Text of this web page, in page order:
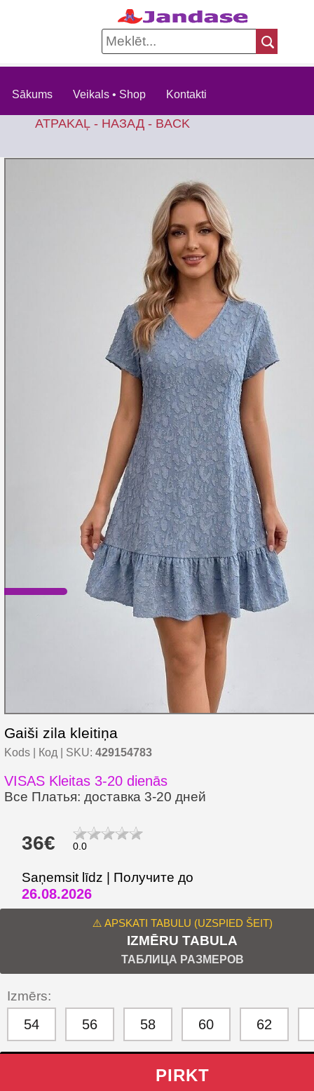
Sākums Veikals • Shop Kontakti
ATPAKAĻ - НАЗАД - BACK
Gaiši zila kleitiņa
Kods | Код | SKU: 429154783
VISAS Kleitas 3-20 dienās
Все Платья: доставка 3-20 дней
36€ 0.0
Saņemsit līdz | Получите до
26.08.2026
⚠️ APSKATI TABULU (UZSPIED ŠEIT)
IZMĒRU TABULA
ТАБЛИЦА РАЗМЕРОВ
Izmērs:
54 56 58 60 62
PIRKT